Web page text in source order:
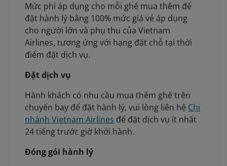
Mức phí áp dụng cho mỗi ghế mua thêm để
đặt hành lý bằng 100% mức giá vé áp dụng
cho người lớn và phụ thu của Vietnam
Airlines, tương ứng với hạng đặt chỗ tại thời
điểm đặt dịch vụ.
Đặt dịch vụ
Hành khách có nhu cầu mua thêm ghế trên
chuyến bay để đặt hành lý, vui lòng liên hệ Chi
nhánh Vietnam Airlines để đặt dịch vụ ít nhất
24 tiếng trước giờ khởi hành.
Đóng gói hành lý